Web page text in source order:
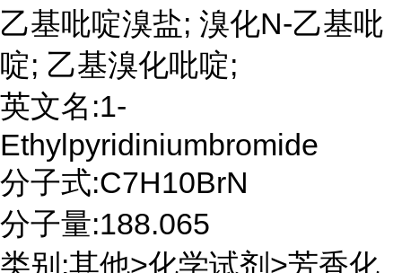
乙基吡啶溴盐; 溴化N-乙基吡
啶; 乙基溴化吡啶;
英文名:1-
Ethylpyridiniumbromide
分子式:C7H10BrN
分子量:188.065
类别:其他>化学试剂>芳香化